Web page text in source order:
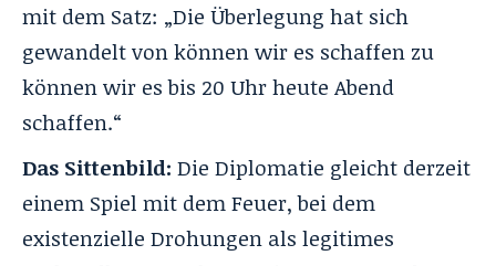
mit dem Satz: „Die Überlegung hat sich
gewandelt von können wir es schaffen zu
können wir es bis 20 Uhr heute Abend
schaffen.“
Das Sittenbild: Die Diplomatie gleicht derzeit
einem Spiel mit dem Feuer, bei dem
existenzielle Drohungen als legitimes